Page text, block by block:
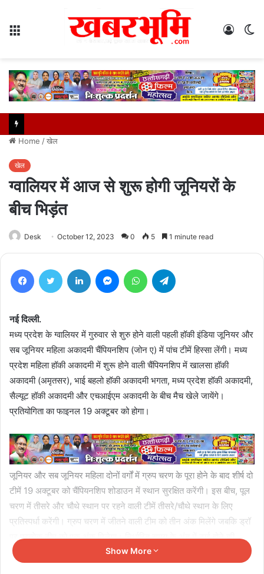
Log
Home /खेल
खेल
ग्वालियर में आज से शुरू होगी जूनियरों के
बीच भिड़ंत
Desk October 12, 2023 0 5 1 minute read
FacebookTwitter LinkedIn MessengerWhatsApp
नई दिल्ली.
मध्य प्रदेश के ग्वालियर में गुरुवार से शुरु होने वाली पहली हॉकी इंडिया जूनियर और
सब जूनियर महिला अकादमी चैंपियनशिप (जोन ए) में पांच टीमें हिस्सा लेंगी। मध्य
प्रदेश महिला हॉकी अकादमी में शुरू होने वाली चैंपियनशिप में खालसा हॉकी
अकादमी (अमृतसर), भाई बहलो हॉकी अकादमी भगता, मध्य प्रदेश हॉकी अकादमी,
सैल्यूट हॉकी अकादमी और एचआईएम अकादमी के बीच मैच खेले जायेंगे।
प्रतियोगिता का फाइनल 19 अक्टूबर को होगा।
जूनियर और सब जूनियर महिला दोनों वर्गों में ग्रुप चरण के पूरा होने के बाद शीर्ष दो
टीमें 19 अक्टूबर को चैंपियनशिप शोडाउन में स्थान सुरक्षित करेंगी। इस बीच, पूल
चरण में तीसरे और चौथे स्थान पर रहने वाली टीमें तीसरे/चौथे स्थान के लिए
प्रतिस्पर्धा करेंगी। ग्रुप चरण में जीतने वाली टीम को तीन अंक मिलेंगे जबकि ड्रॉ
पर प्रत्येक टीम को एक अंक मिलेगा। निर्धारित समय के अंत में टाई होने की
स्थिति में, शूट-आउट से विजेता का फैसला किया जाएगा।
Show More